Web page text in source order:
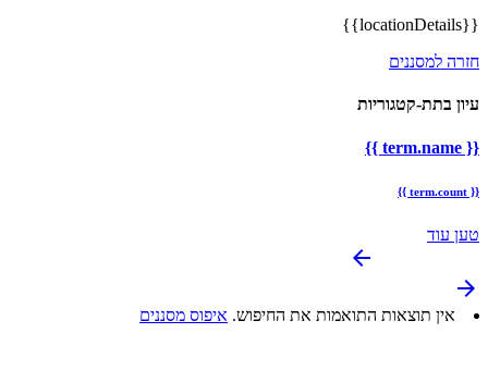
{{locationDetails}}
חזרה למסננים
עיון בתת-קטגוריות
{{ term.name }}
{{ term.count }}
טען עוד
arrow_backward
arrow_forward
אין תוצאות התואמות את החיפוש. איפוס מסננים